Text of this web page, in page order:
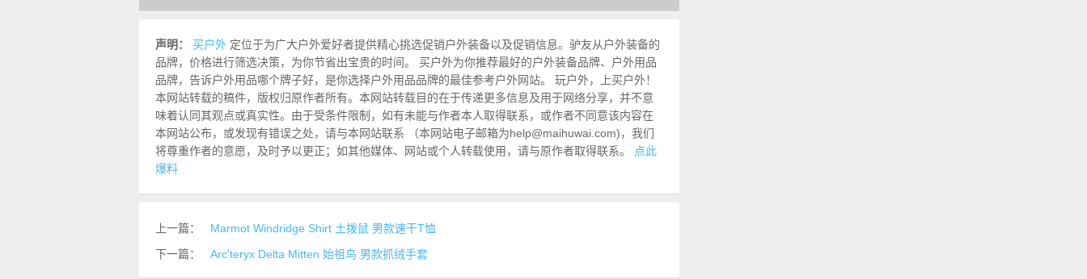
声明： 买户外 定位于为广大户外爱好者提供精心挑选促销户外装备以及促销信息。驴友从户外装备的
品牌，价格进行筛选决策，为你节省出宝贵的时间。 买户外为你推荐最好的户外装备品牌、户外用品
品牌，告诉户外用品哪个牌子好，是你选择户外用品品牌的最佳参考户外网站。 玩户外，上买户外！
本网站转载的稿件，版权归原作者所有。本网站转载目的在于传递更多信息及用于网络分享，并不意
味着认同其观点或真实性。由于受条件限制，如有未能与作者本人取得联系，或作者不同意该内容在
本网站公布，或发现有错误之处，请与本网站联系 （本网站电子邮箱为help@maihuwai.com)，我们
将尊重作者的意愿，及时予以更正；如其他媒体、网站或个人转载使用，请与原作者取得联系。
点此
爆料
上一篇：
Marmot Windridge Shirt 土拨鼠 男款速干T恤
下一篇：
Arc'teryx Delta Mitten 始祖鸟 男款抓绒手套